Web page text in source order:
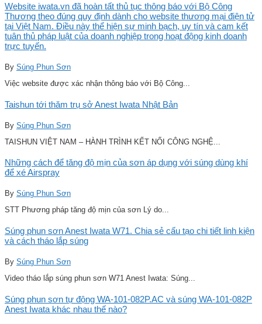
Website iwata.vn đã hoàn tất thủ tục thông báo với Bộ Công
Thương theo đúng quy định dành cho website thương mại điện tử
tại Việt Nam. Điều này thể hiện sự minh bạch, uy tín và cam kết
tuân thủ pháp luật của doanh nghiệp trong hoạt động kinh doanh
trực tuyến.
By Súng Phun Sơn
Việc website được xác nhận thông báo với Bộ Công...
Taishun tới thăm trụ sở Anest Iwata Nhật Bản
By Súng Phun Sơn
TAISHUN VIỆT NAM – HÀNH TRÌNH KẾT NỐI CÔNG NGHỆ...
Những cách để tăng độ mịn của sơn áp dụng với súng dùng khí
để xé Airspray
By Súng Phun Sơn
STT Phương pháp tăng độ mịn của sơn Lý do...
Súng phun sơn Anest Iwata W71. Chia sẻ cấu tạo chi tiết linh kiện
và cách tháo lắp súng
By Súng Phun Sơn
Video tháo lắp súng phun sơn W71 Anest Iwata: Súng...
Súng phun sơn tự động WA-101-082P.AC và súng WA-101-082P
Anest Iwata khác nhau thế nào?